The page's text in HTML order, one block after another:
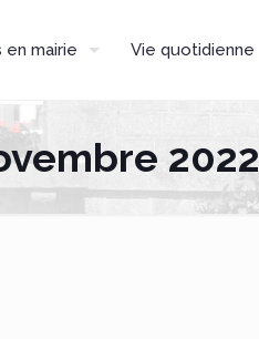
en mairie Vie quotidienne
2022